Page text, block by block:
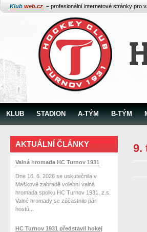
Klub web.cz – profesionální internetové stránky pro
KLUB STADION A-TÝM B-TÝM
9.
AKTUÁLNÍ ČLÁNKY
Valná hromada HC Turnov 1931
Dne 16. 6. 2026 se uskutečnila v
Maškově zahradě volební valná
hromada spolku HC Turnov 1931, z.s.
Valné hromady se zúčastnilo pár
hostů...
HC Turnov 1931 představil hokej